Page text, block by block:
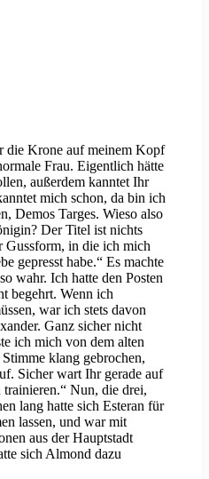
die Krone auf meinem Kopf
Frau. Eigentlich hätte
außerdem kanntet Ihr
mich schon, da bin ich
Demos Targes. Wieso also
Der Titel ist nichts
Gussform, in die ich mich
gepresst habe.“ Es machte
wahr. Ich hatte den Posten
begehrt. Wenn ich
war ich stets davon
Ganz sicher nicht
ich mich von dem alten
klang gebrochen,
Sicher wart Ihr gerade auf
Nun, die drei,
lang hatte sich Esteran für
lassen, und war mit
aus der Hauptstadt
sich Almond dazu